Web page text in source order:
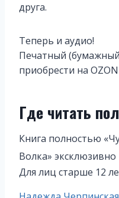
друга.
Теперь и аудио!
Печатный
приобрести на ОZON
Где читать
Книга полностью
Волка» эксклюзивно
Для лиц старше 12